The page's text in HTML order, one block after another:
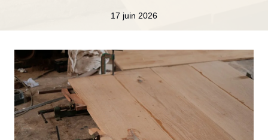
17 juin 2026